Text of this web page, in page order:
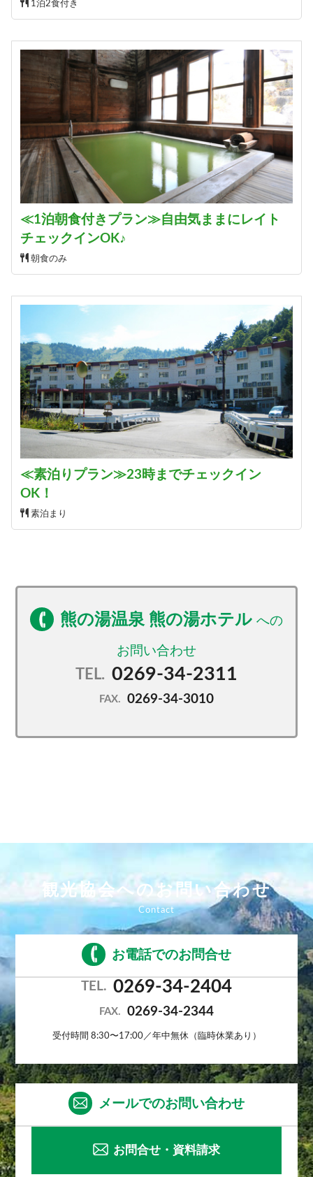
1泊2食付き
≪1泊朝食付きプラン≫自由気ままにレイト
チェックインOK♪
朝食のみ
≪素泊りプラン≫23時までチェックイン
OK！
素泊まり
熊の湯温泉 熊の湯ホテル
TEL. 0269-34-2311
FAX. 0269-34-3010
観光協会へのお問い合わせ
お電話でのお問合せ
TEL. 0269-34-2404
FAX. 0269-34-2344
受付時間 8:30〜17:00／年中無休（臨時休業あり）
メールでのお問い合わせ
お問合せ・資料請求